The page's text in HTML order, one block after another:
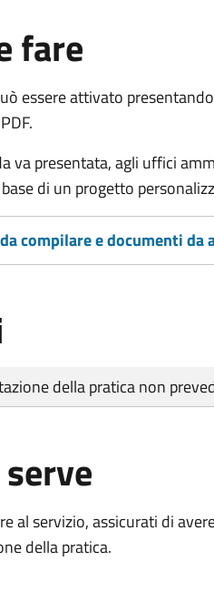
fare
essere attivato
va presentata, agli uffici
di un progetto
compilare e documenti da
della pratica non
al servizio, assicurati di
della pratica.